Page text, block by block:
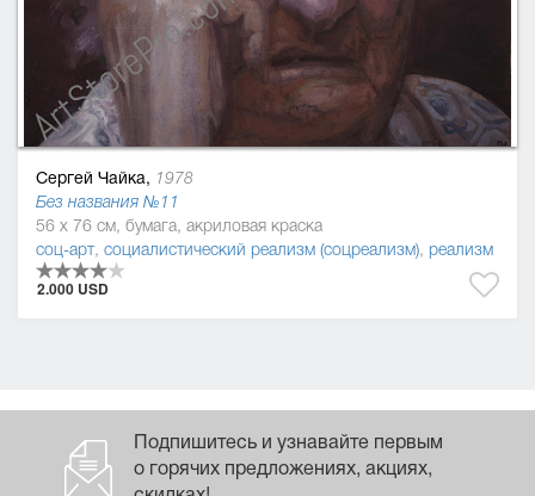
Сергей Чайка, 1978
Без названия №11
56 x 76 см, бумага, акриловая краска
соц-арт, социалистический реализм (соцреализм), реализм
2.000 USD
Подпишитесь и узнавайте первым
о горячих предложениях, акциях,